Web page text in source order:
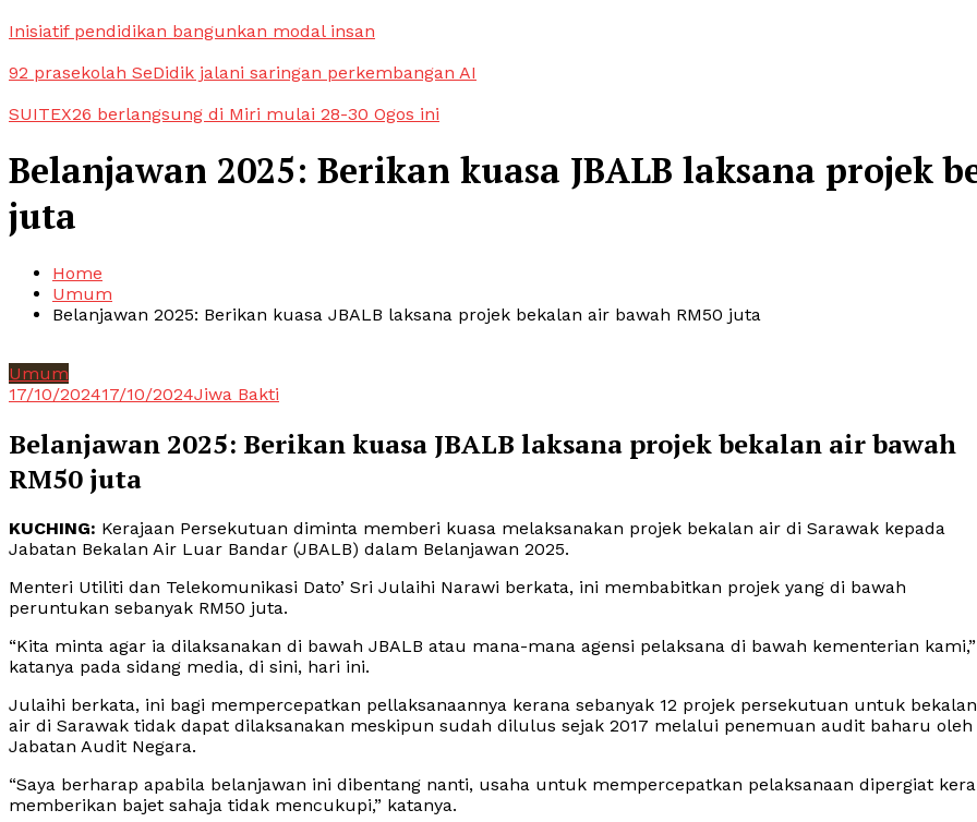
Inisiatif pendidikan bangunkan modal insan
92 prasekolah SeDidik jalani saringan perkembangan AI
SUITEX26 berlangsung di Miri mulai 28-30 Ogos ini
Belanjawan 2025: Berikan kuasa JBALB laksana projek
juta
Home
Umum
Belanjawan 2025: Berikan kuasa JBALB laksana projek bekalan air bawah RM50 juta
Umum
17/10/202417/10/2024Jiwa Bakti
Belanjawan 2025: Berikan kuasa JBALB laksana projek bekalan air bawah
RM50 juta
KUCHING: Kerajaan Persekutuan diminta memberi kuasa melaksanakan projek bekalan air di Sarawak kepada
Jabatan Bekalan Air Luar Bandar (JBALB) dalam Belanjawan 2025.
Menteri Utiliti dan Telekomunikasi Dato’ Sri Julaihi Narawi berkata, ini membabitkan projek yang di bawah
peruntukan sebanyak RM50 juta.
“Kita minta agar ia dilaksanakan di bawah JBALB atau mana-mana agensi pelaksana di bawah kementerian kami,”
katanya pada sidang media, di sini, hari ini.
Julaihi berkata, ini bagi mempercepatkan pellaksanaannya kerana sebanyak 12 projek persekutuan untuk bekalan
air di Sarawak tidak dapat dilaksanakan meskipun sudah dilulus sejak 2017 melalui penemuan audit baharu oleh
Jabatan Audit Negara.
“Saya berharap apabila belanjawan ini dibentang nanti, usaha untuk mempercepatkan pelaksanaan dipergiat
memberikan bajet sahaja tidak mencukupi,” katanya.